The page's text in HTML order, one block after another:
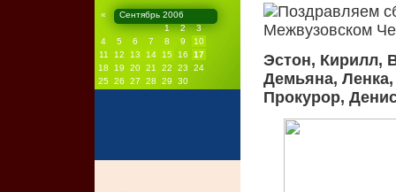
«
Сентябрь 2006
1
2
3
4
5 6 7 8 9
10
11
12 13 14 15 16
17
18
19 20 21 22 23
24
25 26 27 28 29 30
Поздравляем
Межвузовском
Эстон, Кирилл,
Демьяна,
Прокурор,